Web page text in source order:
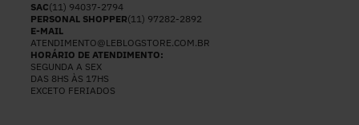
SAC(11) 94037-2794
PERSONAL SHOPPER(11) 97282-2892
E-MAIL
ATENDIMENTO@LEBLOGSTORE.COM.BR
HORÁRIO DE ATENDIMENTO:
SEGUNDA A SEX
DAS 8HS ÀS 17HS
EXCETO FERIADOS